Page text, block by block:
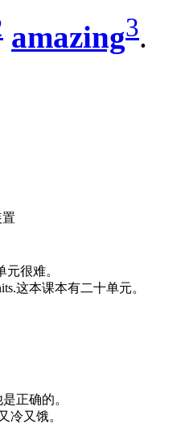
amazing3.
元很难。
这本课本有二十单元。
正确的。
冷又饿。